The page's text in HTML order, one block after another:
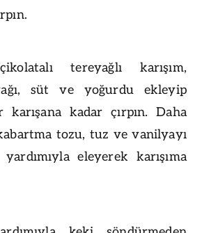
tereyağlı karışım,
süt ve yoğurdu ekleyip
karışana kadar çırpın. Daha
tozu, tuz ve vanilyayı
eleyerek karışıma